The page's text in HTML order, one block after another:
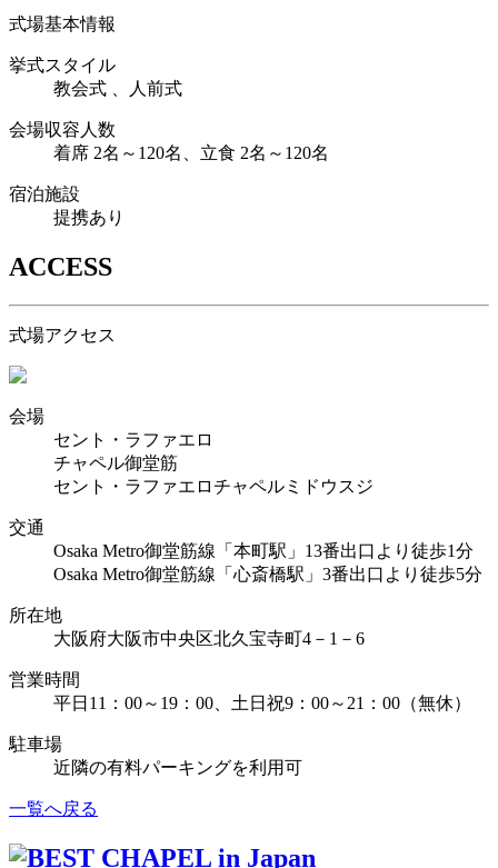
式場基本情報
挙式スタイル
教会式 、人前式
会場収容人数
着席 2名～120名、立食 2名～120名
宿泊施設
提携あり
ACCESS
式場アクセス
会場
セント・ラファエロ
チャペル御堂筋
セント・ラファエロチャペルミドウスジ
交通
Osaka Metro御堂筋線「本町駅」13番出口より徒歩1分
Osaka Metro御堂筋線「心斎橋駅」3番出口より徒歩5分
所在地
大阪府大阪市中央区北久宝寺町4－1－6
営業時間
平日11：00～19：00、土日祝9：00～21：00（無休）
駐車場
近隣の有料パーキングを利用可
一覧へ戻る